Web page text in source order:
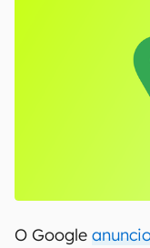
O Google